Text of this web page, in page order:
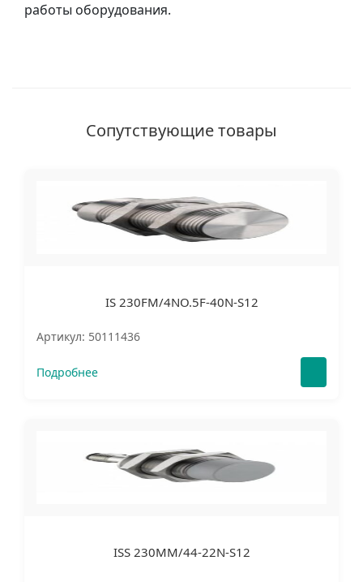
работы оборудования.
Сопутствующие товары
IS 230FM/4NO.5F-40N-S12
Артикул: 50111436
Подробнее
ISS 230MM/44-22N-S12